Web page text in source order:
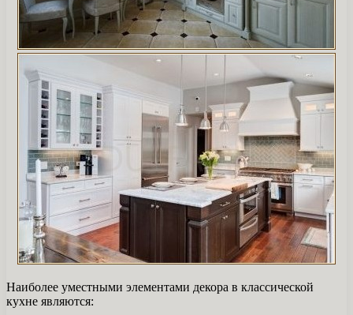
Наиболее уместными элементами декора в классической
кухне являются: